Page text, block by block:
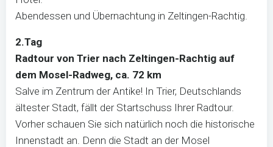
Abendessen und Übernachtung in Zeltingen-Rachtig.
2.Tag
Radtour von Trier nach Zeltingen-Rachtig auf
dem Mosel-Radweg, ca. 72 km
Salve im Zentrum der Antike! In Trier, Deutschlands
ältester Stadt, fällt der Startschuss Ihrer Radtour.
Vorher schauen Sie sich natürlich noch die historische
Innenstadt an. Denn die Stadt an der Mosel